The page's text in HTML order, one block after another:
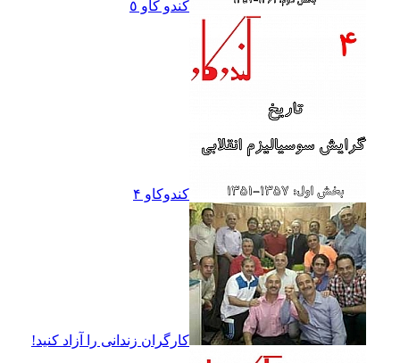
کندو کاو ٥
کندوکاو ۴
کارگران زندانى را آزاد کنيد!